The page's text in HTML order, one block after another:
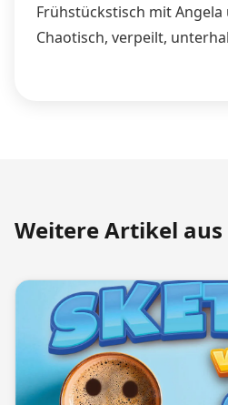
Frühstückstisch mit Angela
Chaotisch, verpeilt,
Weitere Artikel aus